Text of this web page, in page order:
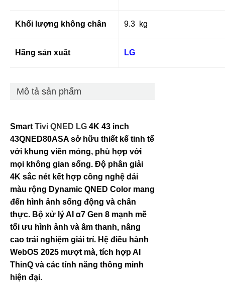
Khối lượng không chân 9.3 kg
Hãng sản xuất LG
Mô tả sản phẩm
Smart Tivi QNED LG 4K 43 inch
43QNED80ASA sở hữu thiết kế tinh tế
với khung viền mỏng, phù hợp với
mọi không gian sống. Độ phân giải
4K sắc nét kết hợp công nghệ dải
màu rộng Dynamic QNED Color mang
đến hình ảnh sống động và chân
thực. Bộ xử lý AI α7 Gen 8 mạnh mẽ
tối ưu hình ảnh và âm thanh, nâng
cao trải nghiệm giải trí. Hệ điều hành
WebOS 2025 mượt mà, tích hợp AI
ThinQ và các tính năng thông minh
hiện đại.